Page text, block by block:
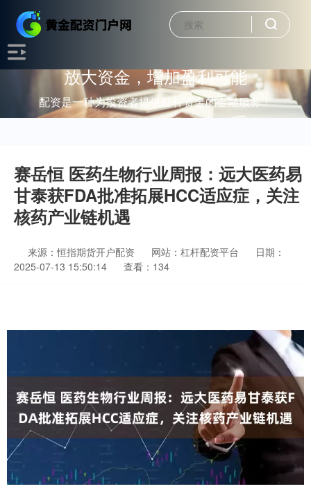
放大资金，增加盈利可能
配资是一种为投资者提供杠杆资金的金融服务！
赛岳恒 医药生物行业周报：远大医药易
甘泰获FDA批准拓展HCC适应症，关注
核药产业链机遇
来源：恒指期货开户配资 网站：杠杆配资平台
日期：
2025-07-13 15:50:14
查看：134